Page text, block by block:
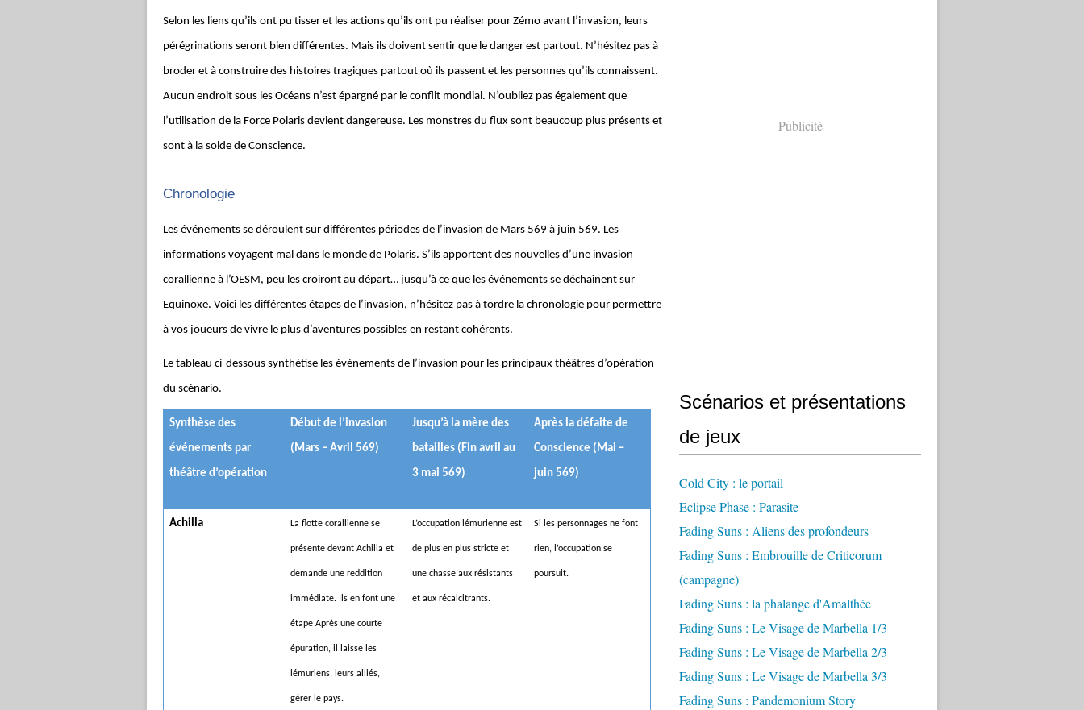
Selon les liens qu’ils ont pu tisser et les actions qu’ils ont pu réaliser pour Zémo avant l’invasion, leurs
pérégrinations seront bien différentes. Mais ils doivent sentir que le danger est partout. N’hésitez pas à
broder et à construire des histoires tragiques partout où ils passent et les personnes qu’ils connaissent.
Aucun endroit sous les Océans n’est épargné par le conflit mondial. N’oubliez pas également que
l’utilisation de la Force Polaris devient dangereuse. Les monstres du flux sont beaucoup plus présents et
sont à la solde de Conscience.
Chronologie
Les événements se déroulent sur différentes périodes de l’invasion de Mars 569 à juin 569. Les
informations voyagent mal dans le monde de Polaris. S’ils apportent des nouvelles d’une invasion
corallienne à l’OESM, peu les croiront au départ… jusqu’à ce que les événements se déchaînent sur
Equinoxe. Voici les différentes étapes de l’invasion, n’hésitez pas à tordre la chronologie pour permettre
à vos joueurs de vivre le plus d’aventures possibles en restant cohérents.
Le tableau ci-dessous synthétise les événements de l’invasion pour les principaux théâtres d’opération
du scénario.
Synthèse des
événements par
théâtre d’opération
Début de l’invasion
(Mars – Avril 569)
Jusqu’à la mère des
batailles (Fin avril au
3 mai 569)
Après la défaite de
Conscience (Mai –
juin 569)
Achilla La flotte corallienne se
présente devant Achilla et
demande une reddition
immédiate. Ils en font une
étape Après une courte
épuration, il laisse les
lémuriens, leurs alliés,
gérer le pays.
L’occupation lémurienne est
de plus en plus stricte et
une chasse aux résistants
et aux récalcitrants.
Si les personnages ne font
rien, l’occupation se
poursuit.
Publicité
Scénarios et présentations
de jeux
Cold City : le portail
Eclipse Phase : Parasite
Fading Suns : Aliens des profondeurs
Fading Suns : Embrouille de Criticorum
(campagne)
Fading Suns : la phalange d'Amalthée
Fading Suns : Le Visage de Marbella 1/3
Fading Suns : Le Visage de Marbella 2/3
Fading Suns : Le Visage de Marbella 3/3
Fading Suns : Pandemonium Story